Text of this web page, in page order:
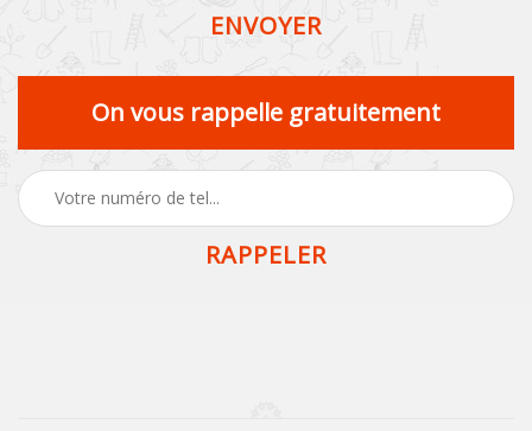
On vous rappelle gratuitement